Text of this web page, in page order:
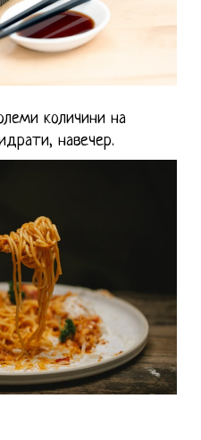
во Кошничката.
Продавница
количини на
навечер.